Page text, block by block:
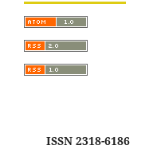
ISSN 2318-6186